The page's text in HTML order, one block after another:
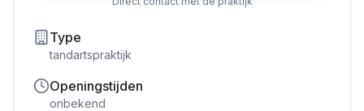
Type
tandartspraktijk
Openingstijden
onbekend